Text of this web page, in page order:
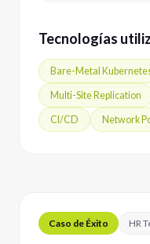
Tecnologías
Bare-Metal
Multi-Site Replication
CI/CD Network
Caso de Éxito HR